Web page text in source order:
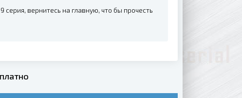
вернитесь на главную, что бы прочесть